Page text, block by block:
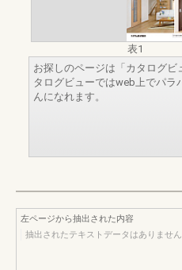
表1
お探しのページは「カタログ
タログビューではweb上でパラ
んになれます。
左ページから抽出された内容
抽出されたテキストデータはありません